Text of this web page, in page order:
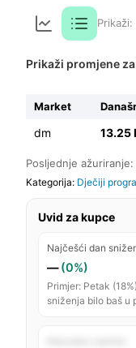
Prikaži:
Prikaži promjene
Market
dm 13.25
Posljednje
Kategorija: Dječiji
Uvid za kupce
Najčešći dan
—(0%)
Primjer: Petak
sniženja bilo baš u